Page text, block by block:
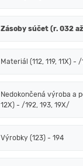
Zásoby súčet (r. 032
Materiál (112, 119, 11X) -
Nedokončená výroba a
12X) - /192, 193, 19X/
Výrobky (123) - 194